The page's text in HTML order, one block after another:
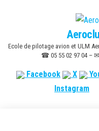
content
Ecole de pilotage avion et ULM
☎ 05 55 02 97 04 –
Facebook X
Instagram